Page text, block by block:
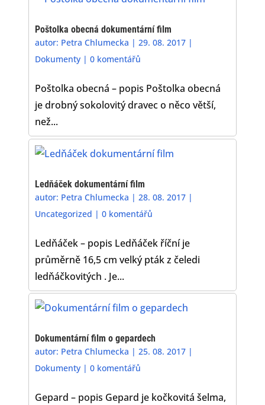
Poštolka obecná dokumentární film
autor: Petra Chlumecka |29. 08. 2017 |
Dokumenty |0 komentářů
Poštolka obecná – popis Poštolka obecná
je drobný sokolovitý dravec o něco větší,
než...
Ledňáček dokumentární film
autor: Petra Chlumecka | 28. 08. 2017 |
Uncategorized |0 komentářů
Ledňáček – popis Ledňáček říční je
průměrně 16,5 cm velký pták z čeledi
ledňáčkovitých . Je...
Dokumentární film o gepardech
autor: Petra Chlumecka |25. 08. 2017 |
Dokumenty |0 komentářů
Gepard – popis Gepard je kočkovitá šelma,